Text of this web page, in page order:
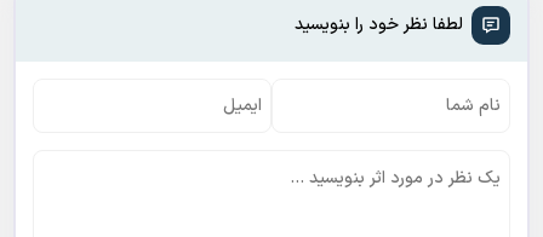
لطفا نظر خود را بنویسید